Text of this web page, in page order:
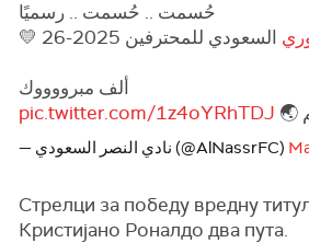
حُسمت .. حُسمت .. رسميًا
السعودي للمحترفين 2025-26 💛
ألف مبرووووك
🌏
pic.twitter.com/1z4oYRhTDJ
— نادي النصر السعودي (@AlNassrFC)
Стрелци за победу вредну
Кристијано Роналдо два пута.